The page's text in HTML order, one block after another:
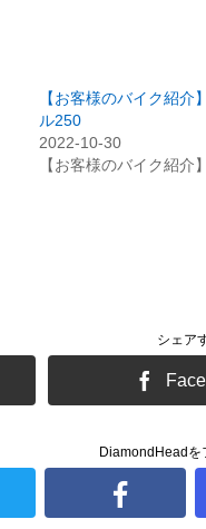
【お客様のバイク紹介
ル250
2022-10-30
【お客様のバイク紹介】
シェア
DiamondHeadを